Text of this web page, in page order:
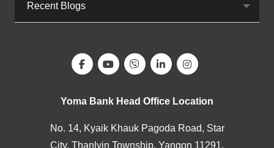
Recent Blogs
Yoma Bank Head Office Location
No. 14, Kyaik Khauk Pagoda Road, Star
City, Thanlyin Township, Yangon 11291,